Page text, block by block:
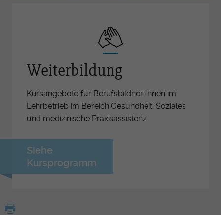
Weiterbildung
Kursangebote für Berufsbildner-innen im
Lehrbetrieb im Bereich Gesundheit, Soziales
und medizinische Praxisassistenz
Siehe
Kursprogramm